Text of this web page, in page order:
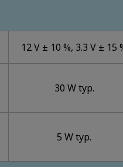
12 V ± 10 %, 3.3 V ± 15
30 W typ.
5 W typ.